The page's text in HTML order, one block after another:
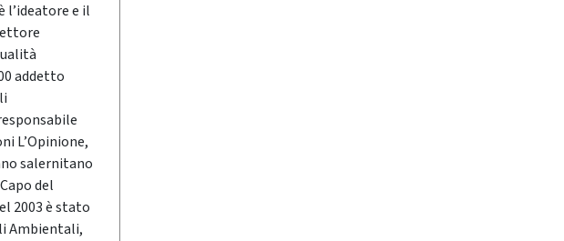
l’ideatore e il
addetto
L’Opinione,
salernitano
del
2003 è stato
Ambientali,